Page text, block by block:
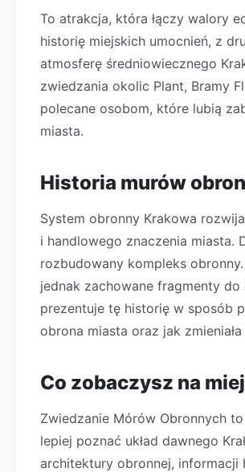
To atrakcja, która łączy walory
historię miejskich umocnień, z
atmosferę średniowiecznego
zwiedzania okolic Plant, Bramy
polecane osobom, które lubią
miasta.
Historia murów
System obronny Krakowa
i handlowego znaczenia miasta.
rozbudowany kompleks
jednak zachowane fragmenty do
prezentuje tę historię w sposób
obrona miasta oraz jak
Co zobaczysz na
Zwiedzanie Mórów Obronnych
lepiej poznać układ dawnego
architektury obronnej, informacji